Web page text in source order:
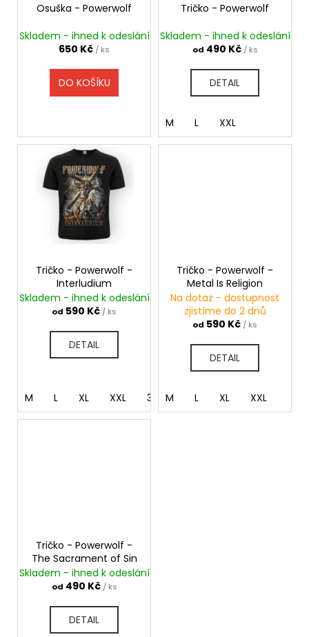
d
Osuška - Powerwolf
Skladem - ihned k odeslání
650 Kč / ks
DO KOŠÍKU
Tričko - Powerwolf
Skladem - ihned k odeslání
od 490 Kč / ks
DETAIL
M L XXL
Tričko - Powerwolf -
Interludium
Skladem - ihned k odeslání
od 590 Kč / ks
DETAIL
M L XL XXL 3XL
Tričko - Powerwolf -
Metal Is Religion
Na dotaz - dostupnost
zjistíme do 2 dnů
od 590 Kč / ks
DETAIL
M L XL XXL
Tričko - Powerwolf -
The Sacrament of Sin
Skladem - ihned k odeslání
od 490 Kč / ks
DETAIL
SEPULTURA